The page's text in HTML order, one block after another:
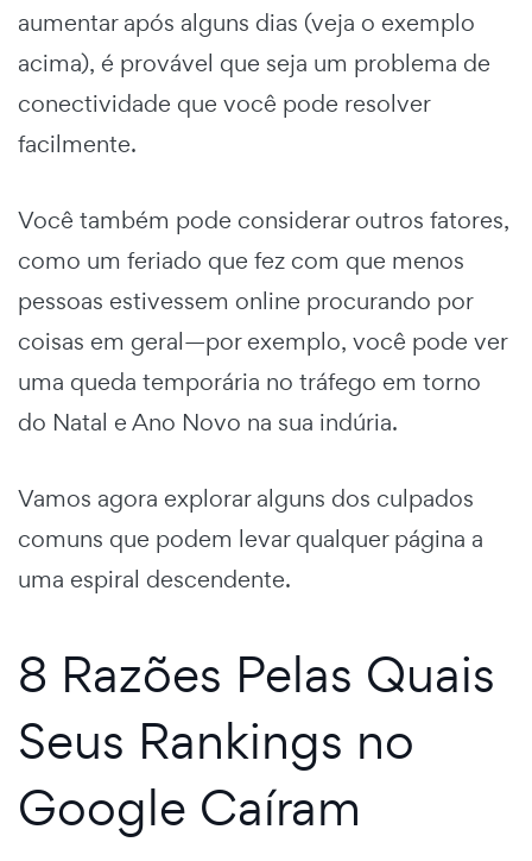
aumentar após alguns dias (veja o exemplo
acima), é provável que seja um problema de
conectividade que você pode resolver
facilmente.
Você também pode considerar outros fatores,
como um feriado que fez com que menos
pessoas estivessem online procurando por
coisas em geral—por exemplo, você pode ver
uma queda temporária no tráfego em torno
do Natal e Ano Novo na sua indúria.
Vamos agora explorar alguns dos culpados
comuns que podem levar qualquer página a
uma espiral descendente.
8 Razões Pelas Quais
Seus Rankings no
Google Caíram